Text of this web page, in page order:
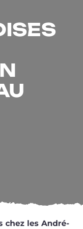
chez les André-